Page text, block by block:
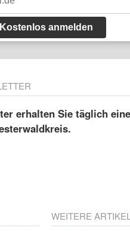
Kostenlos anmelden
erhalten Sie täglich
WEITERE ARTIKEL